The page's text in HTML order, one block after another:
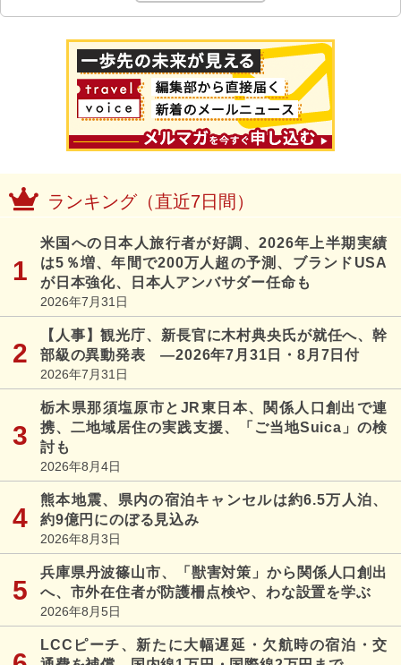
ランキング（直近7日間）
米国への日本人旅行者が好調、2026年上半期実績
は5％増、年間で200万人超の予測、ブランドUSA
が日本強化、日本人アンバサダー任命も
2026年7月31日
【人事】観光庁、新長官に木村典央氏が就任へ、幹
部級の異動発表 ―2026年7月31日・8月7日付
2026年7月31日
栃木県那須塩原市とJR東日本、関係人口創出で連
携、二地域居住の実践支援、「ご当地Suica」の検
討も
2026年8月4日
熊本地震、県内の宿泊キャンセルは約6.5万人泊、
約9億円にのぼる見込み
2026年8月3日
兵庫県丹波篠山市、「獣害対策」から関係人口創出
へ、市外在住者が防護柵点検や、わな設置を学ぶ
2026年8月5日
LCCピーチ、新たに大幅遅延・欠航時の宿泊・交